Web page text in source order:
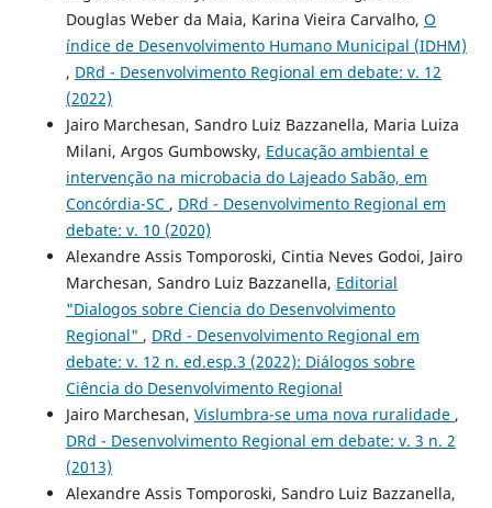
Douglas Weber da Maia, Karina Vieira Carvalho, O
índice de Desenvolvimento Humano Municipal (IDHM)
, DRd - Desenvolvimento Regional em debate: v. 12
(2022)
Jairo Marchesan, Sandro Luiz Bazzanella, Maria Luiza
Milani, Argos Gumbowsky, Educação ambiental e
intervenção na microbacia do Lajeado Sabão, em
Concórdia-SC , DRd - Desenvolvimento Regional em
debate: v. 10 (2020)
Alexandre Assis Tomporoski, Cintia Neves Godoi, Jairo
Marchesan, Sandro Luiz Bazzanella, Editorial
"Dialogos sobre Ciencia do Desenvolvimento
Regional" , DRd - Desenvolvimento Regional em
debate: v. 12 n. ed.esp.3 (2022): Diálogos sobre
Ciência do Desenvolvimento Regional
Jairo Marchesan, Vislumbra-se uma nova ruralidade ,
DRd - Desenvolvimento Regional em debate: v. 3 n. 2
(2013)
Alexandre Assis Tomporoski, Sandro Luiz Bazzanella,